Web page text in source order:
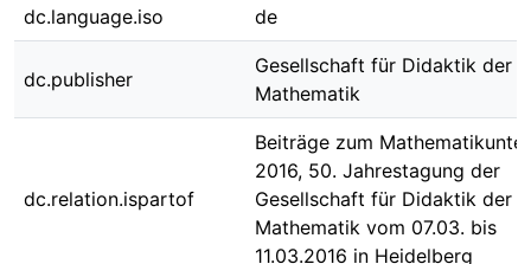
dc.language.iso de
dc.publisher
Gesellschaft für Didaktik der
Mathematik
dc.relation.ispartof
Beiträge zum
2016, 50. Jahrestagung der
Gesellschaft für Didaktik der
Mathematik vom 07.03. bis
11.03.2016 in Heidelberg